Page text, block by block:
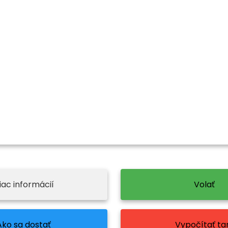
informácií Volať
sa dostať Vypočítať